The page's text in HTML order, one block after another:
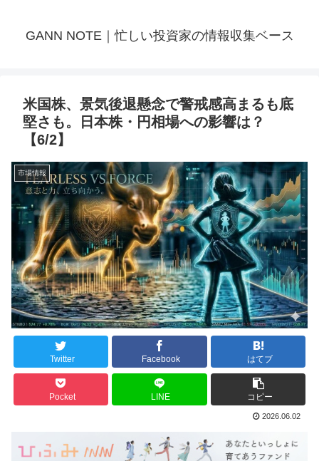
GANN NOTE｜忙しい投資家の情報収集ベース
米国株、景気後退懸念で警戒感高まるも底
堅さも。日本株・円相場への影響は？
【6/2】
市場情報
Twitter Facebook はてブ
Pocket LINE コピー
2026.06.02